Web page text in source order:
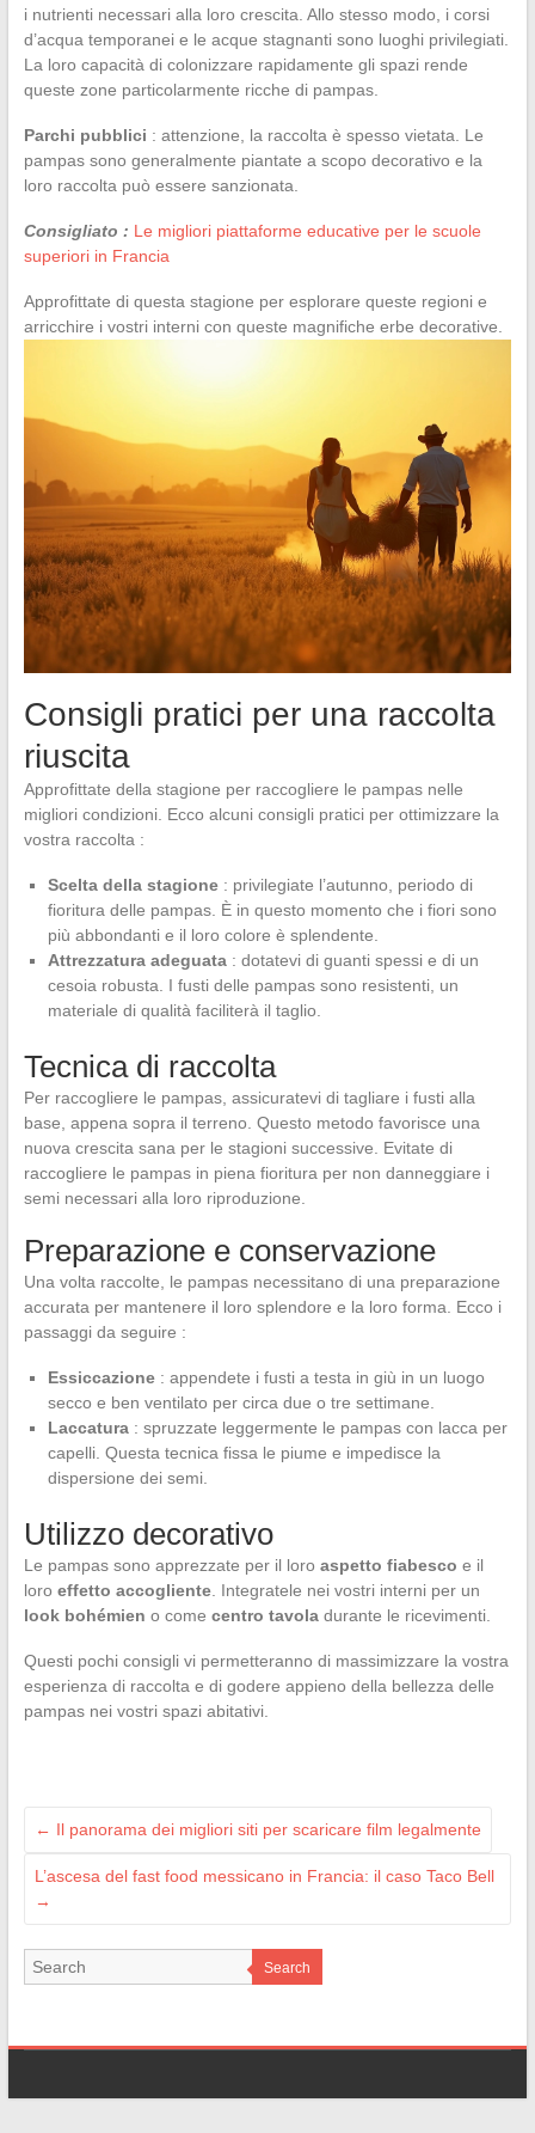
i nutrienti necessari alla loro crescita. Allo stesso modo, i corsi
d’acqua temporanei e le acque stagnanti sono luoghi privilegiati.
La loro capacità di colonizzare rapidamente gli spazi rende
queste zone particolarmente ricche di pampas.
Parchi pubblici : attenzione, la raccolta è spesso vietata. Le
pampas sono generalmente piantate a scopo decorativo e la
loro raccolta può essere sanzionata.
Consigliato : Le migliori piattaforme educative per le scuole
superiori in Francia
Approfittate di questa stagione per esplorare queste regioni e
arricchire i vostri interni con queste magnifiche erbe decorative.
Consigli pratici per una raccolta
riuscita
Approfittate della stagione per raccogliere le pampas nelle
migliori condizioni. Ecco alcuni consigli pratici per ottimizzare la
vostra raccolta :
Scelta della stagione: privilegiate l’autunno, periodo di
fioritura delle pampas. È in questo momento che i fiori sono
più abbondanti e il loro colore è splendente.
Attrezzatura adeguata: dotatevi di guanti spessi e di un
cesoia robusta. I fusti delle pampas sono resistenti, un
materiale di qualità faciliterà il taglio.
Tecnica di raccolta
Per raccogliere le pampas, assicuratevi di tagliare i fusti alla
base, appena sopra il terreno. Questo metodo favorisce una
nuova crescita sana per le stagioni successive. Evitate di
raccogliere le pampas in piena fioritura per non danneggiare i
semi necessari alla loro riproduzione.
Preparazione e conservazione
Una volta raccolte, le pampas necessitano di una preparazione
accurata per mantenere il loro splendore e la loro forma. Ecco i
passaggi da seguire :
Essiccazione: appendete i fusti a testa in giù in un luogo
secco e ben ventilato per circa due o tre settimane.
Laccatura: spruzzate leggermente le pampas con lacca per
capelli. Questa tecnica fissa le piume e impedisce la
dispersione dei semi.
Utilizzo decorativo
Le pampas sono apprezzate per il loro aspetto fiabesco e il
loro effetto accogliente. Integratele nei vostri interni per un
look bohémien o come centro tavoladurante le ricevimenti.
Questi pochi consigli vi permetteranno di massimizzare la vostra
esperienza di raccolta e di godere appieno della bellezza delle
pampas nei vostri spazi abitativi.
← Il panorama dei migliori siti per scaricare film legalmente
L’ascesa del fast food messicano in Francia: il caso Taco Bell
→
Search